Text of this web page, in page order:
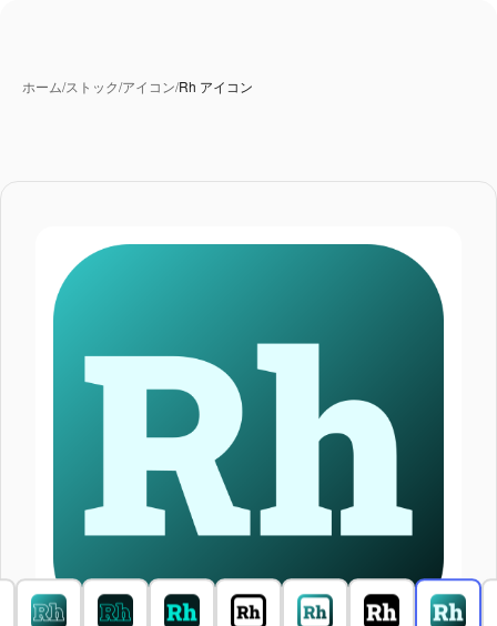
ホーム/ストック/アイコン/Rh アイコン